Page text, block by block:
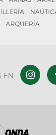
ARQUERÍA
EN